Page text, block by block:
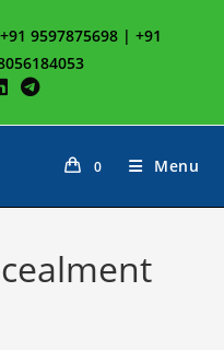
9597875698 | +91
0 Menu